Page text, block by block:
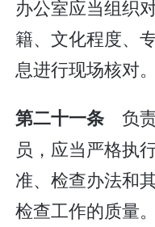
办公室应当组织
籍、文化程度、
息进行现场核对。
第二十一条 负
员，应当严格执
准、检查办法和
检查工作的质量。